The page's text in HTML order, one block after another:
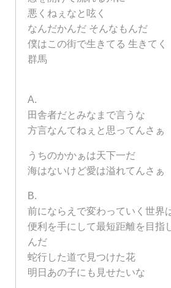
悪くねぇなと呟く
なんだかんだ そんなもんだ
僕はこの街で生きてる 生きてく
群馬
A.
田舎者だとみなまで言うな
方言なんてねぇと思ってんさぁ
うちのかかぁは天下一だ
海はないけど愛は溢れてんさぁ
B.
前にならえで変わっていく世界
便利を手にして最短距離を目指
んだ
蛇行した道で見つけた花
明日あの子にも見せたいな